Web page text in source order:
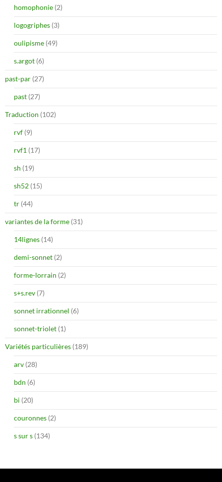
homophonie (2)
logogriphes (3)
oulipisme (49)
s.argot (6)
past-par (27)
past (27)
Traduction (102)
rvf (9)
rvf1 (17)
sh (19)
sh52 (15)
tr (44)
variantes de la forme (31)
14lignes (14)
demi-sonnet (2)
forme-lorrain (2)
s+s.rev (7)
sonnet irrationnel (6)
sonnet-triolet (1)
Variétés particulières (189)
arv (28)
bdn (6)
bi (20)
couronnes (2)
s sur s (134)